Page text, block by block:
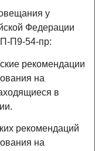
у
Федерации
П9-54-пр:
рекомендации
на
в
рекомендаций
на